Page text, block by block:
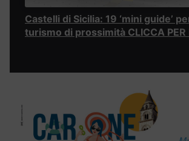
Castelli di Sicilia: 19 ‘mini guide’
turismo di prossimità CLICCA PER